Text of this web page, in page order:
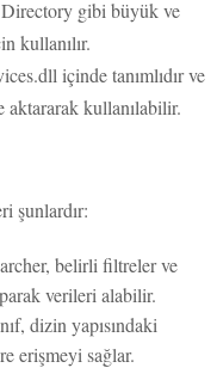
kullanılır.
içinde tanımlıdır ve
aktararak kullanılabilir.
şunlardır:
verileri alabilir.
dizin yapısındaki
erişmeyi sağlar.
kriterlere uygun